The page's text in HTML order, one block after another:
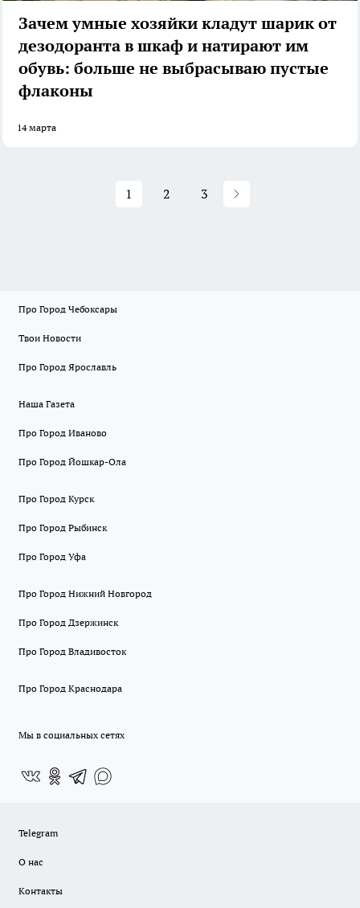
Зачем умные хозяйки кладут шарик от
дезодоранта в шкаф и натирают им
обувь: больше не выбрасываю пустые
флаконы
14 марта
1 2 3
Про Город Чебоксары
Твои Новости
Про Город Ярославль
Наша Газета
Про Город Иваново
Про Город Йошкар-Ола
Про Город Курск
Про Город Рыбинск
Про Город Уфа
Про Город Нижний Новгород
Про Город Дзержинск
Про Город Владивосток
Про Город Краснодара
Мы в социальных сетях
Telegram
О нас
Контакты